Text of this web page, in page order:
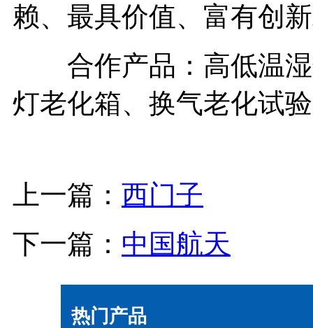
赖、最具价值、富有创
合作产品：高低温湿
灯老化箱、换气老化试
上一篇： 西门子
下一篇： 中国航天
热门产品